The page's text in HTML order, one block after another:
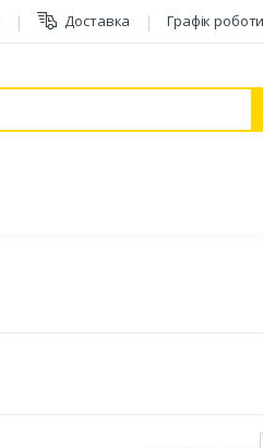
Доставка Графік роботи